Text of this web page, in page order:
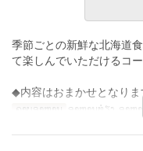
季節ごとの新鮮な北海道
て楽しんでいただけるコー
◆内容はおまかせとなりま
ຄາບອາຫານ ອາຫານທ່ຽງ, ອາຫ